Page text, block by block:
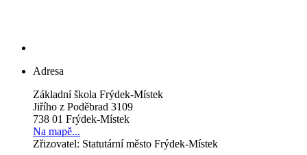
Adresa
Základní škola Frýdek-Místek
Jiřího z Poděbrad 3109
738 01 Frýdek-Místek
Na mapě...
Zřizovatel: Statutární město Frýdek-Místek